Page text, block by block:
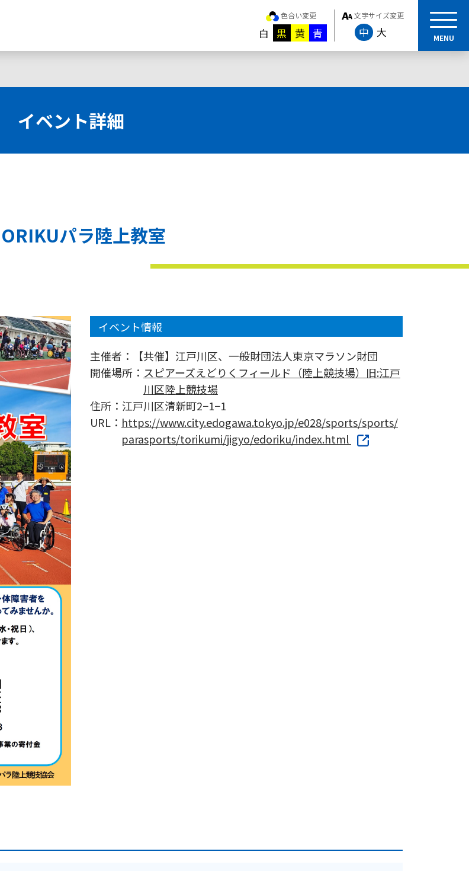
色合い変更
白 黒 黄 青
文字サイズ変更
中 大 MENU
イベント詳細
パラ陸上教室
イベント情報
主催者：
【共催】江戸川区、一般財団法人東京マラソン財団
開催場所： スピアーズえどりくフィールド（陸上競技場）旧:江戸
川区陸上競技場
住所： 江戸川区清新町2−1−1
URL： https://www.city.edogawa.tokyo.jp/e028/sports/sports/
parasports/torikumi/jigyo/edoriku/index.html